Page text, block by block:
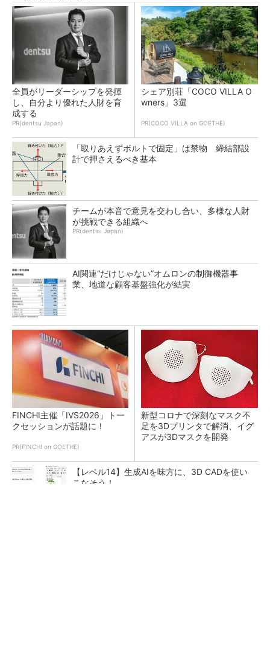
全員がリーダーシップを発揮
し、自分より優れた人財を育
成する
PR(dentsu Japan)
シェア別荘「COCO VILLA O
wners」3選
PR(COCO VILLA on GOETHE)
「取りあえずボルトで固定」は禁物 締結部設
計で押さえるべき基本
チームが本音で意見を交わし合い、多様な人財
が挑戦できる組織へ
PR(dentsu Japan)
AI関連“だけじゃない”オムロンの制御機器事
業、地道な顧客基盤強化が結実
FINCHI主催「IVS2026」トー
クセッションが話題に！
PR(FINCHI on GOETHE)
新型コロナで深刻なマスク不
足を3Dプリンタで解消、イグ
アスが3Dマスクを開発
【レベル14】生成AIを味方に、3D CADを使い
こなそう！